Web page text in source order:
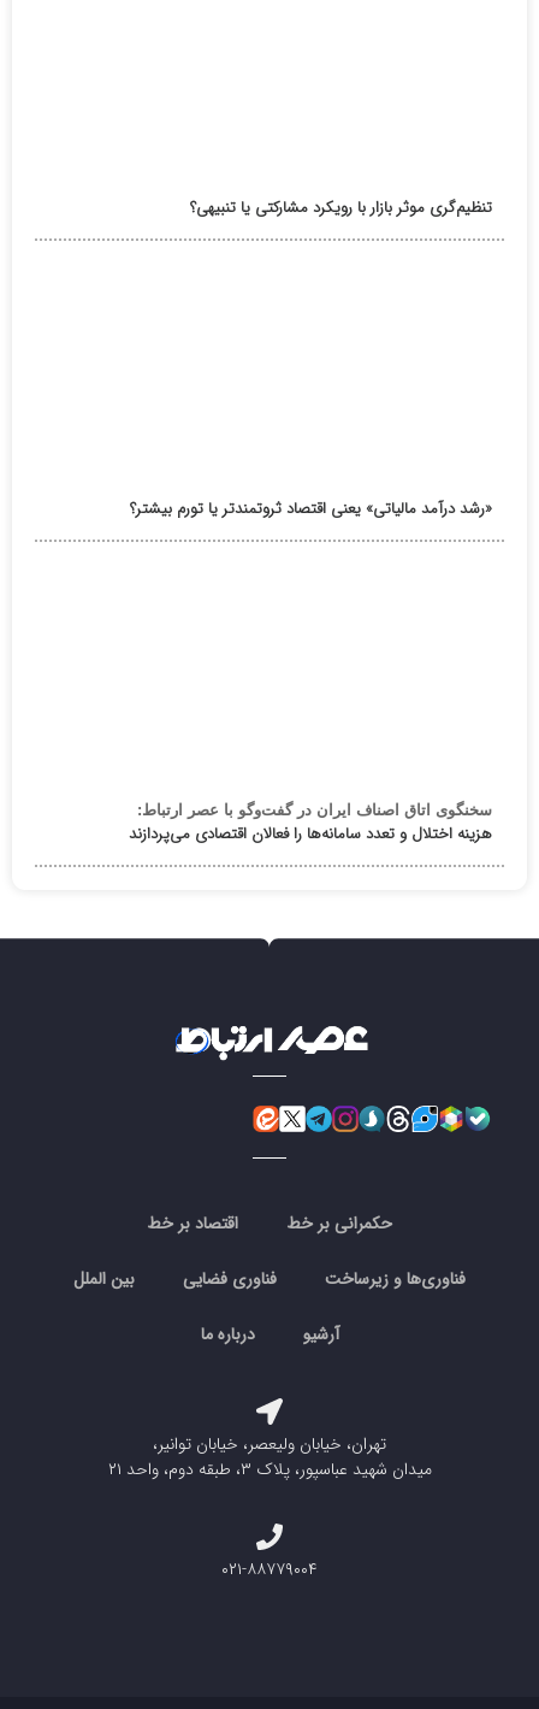
تنظیم‌گری موثر بازار با رویکرد مشارکتی یا تنبیهی؟
«رشد درآمد مالیاتی» یعنی اقتصاد ثروتمندتر یا تورم بیشتر؟
سخنگوی اتاق اصناف ایران در گفت‌وگو با عصر ارتباط:
هزینه اختلال و تعدد سامانه‌ها را فعالان اقتصادی می‌پردازند
حکمرانی بر خط اقتصاد بر خط
فناوری‌ها و زیرساخت فناوری فضایی بین الملل
آرشیو درباره ما
تهران، خیابان ولیعصر، خیابان توانیر،
میدان شهید عباسپور، پلاک ۳، طبقه دوم، واحد ۲۱
۰۲۱-۸۸۷۷۹۰۰۴